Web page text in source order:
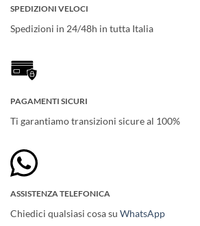
SPEDIZIONI VELOCI
Spedizioni in 24/48h in tutta Italia
PAGAMENTI SICURI
Ti garantiamo transizioni sicure al 100%
ASSISTENZA TELEFONICA
Chiedici qualsiasi cosa su WhatsApp